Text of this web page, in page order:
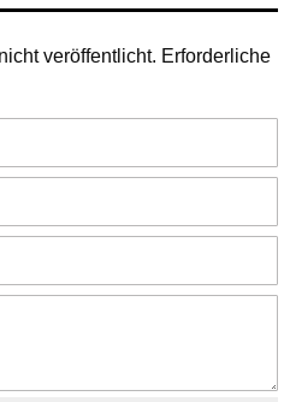
veröffentlicht. Erforderliche